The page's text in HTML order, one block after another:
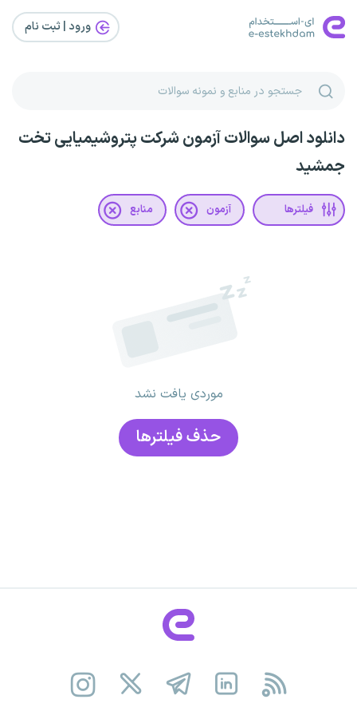
ورود | ثبت‌ نام
دانلود اصل سوالات آزمون شرکت پتروشیمیایی تخت
جمشید
فیلترها آزمون منابع
موردی یافت نشد
حذف فیلتر‌ها